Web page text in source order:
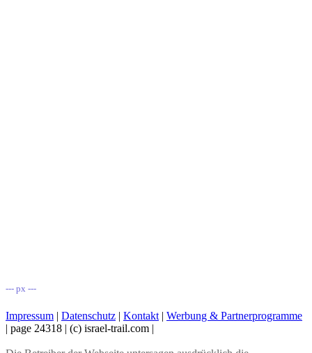
--- px ---
Impressum | Datenschutz | Kontakt | Werbung & Partnerprogramme
| page 24318 | (c) israel-trail.com |